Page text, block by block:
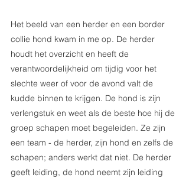
Het beeld van een herder en een border
collie hond kwam in me op. De herder
houdt het overzicht en heeft de
verantwoordelijkheid om tijdig voor het
slechte weer of voor de avond valt de
kudde binnen te krijgen. De hond is zijn
verlengstuk en weet als de beste hoe hij de
groep schapen moet begeleiden. Ze zijn
een team - de herder, zijn hond en zelfs de
schapen; anders werkt dat niet. De herder
geeft leiding, de hond neemt zijn leiding